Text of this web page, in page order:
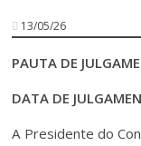
13/05/26
PAUTA DE
DATA DE
A Presidente do